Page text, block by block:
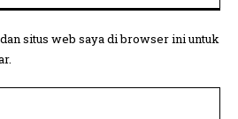
situs web saya di browser ini untuk